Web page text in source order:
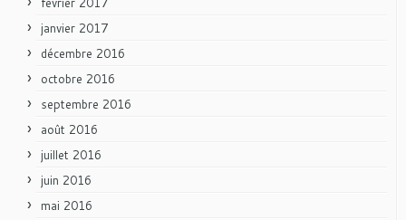
janvier 2017
décembre 2016
octobre 2016
septembre 2016
août 2016
juillet 2016
juin 2016
mai 2016